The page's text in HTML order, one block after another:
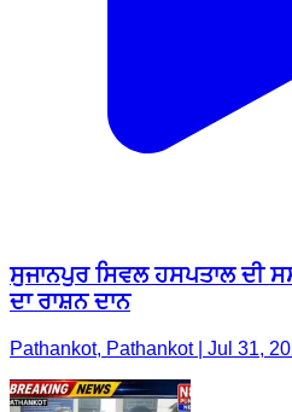
ਸੁਜਾਨਪੁਰ ਸਿਵਲ ਹਸਪਤਾਲ ਦੀ
ਦਾ ਰਾਸ਼ਨ ਦਾਨ
Pathankot, Pathankot | Jul 31,